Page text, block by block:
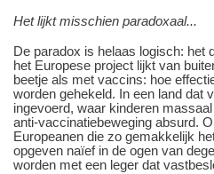
Het lijkt misschien paradoxaal...
De paradox is helaas logisch: het
het Europese project lijkt van
beetje als met vaccins: hoe
worden gehekeld. In een land dat
ingevoerd, waar kinderen
anti-vaccinatiebeweging absurd.
Europeanen die zo gemakkelijk
opgeven naïef in de ogen van
worden met een leger dat